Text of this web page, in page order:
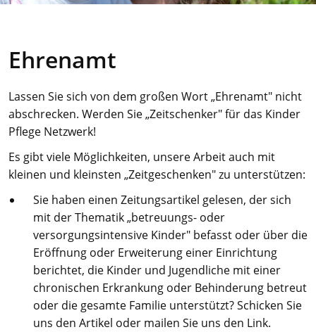
Ehrenamt
Lassen Sie sich von dem großen Wort „Ehrenamt" nicht
abschrecken. Werden Sie „Zeitschenker" für das Kinder
Pflege Netzwerk!
Es gibt viele Möglichkeiten, unsere Arbeit auch mit
kleinen und kleinsten „Zeitgeschenken" zu unterstützen:
Sie haben einen Zeitungsartikel gelesen, der sich
mit der Thematik „betreuungs- oder
versorgungsintensive Kinder" befasst oder über die
Eröffnung oder Erweiterung einer Einrichtung
berichtet, die Kinder und Jugendliche mit einer
chronischen Erkrankung oder Behinderung betreut
oder die gesamte Familie unterstützt? Schicken Sie
uns den Artikel oder mailen Sie uns den Link.